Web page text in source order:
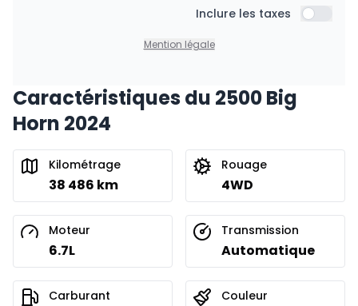
402 $/Sem.
Financement sur 36 mois
Financement sur 36 mois
À partir de :
Financement sur 24 mois
Financement sur 24 mois
0.00 $ d'acompte • 8.99%
À partir de :
738$/Sem.
Inclure les taxes Inclure
Mention légale
Caractéristiques du 2500 Big
Horn 2024
Kilométrage
38 486 km
Rouage
4WD
Moteur
6.7L
Transmission
Automatique
Carburant Couleur